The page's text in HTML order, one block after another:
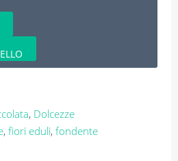
, Dolcezze
, fiori eduli, fondente